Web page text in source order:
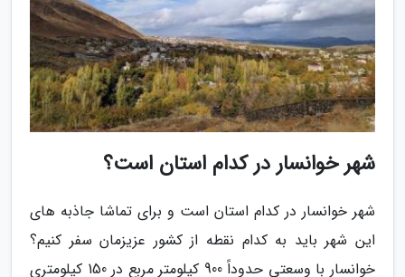
شهر خوانسار در کدام استان است؟
شهر خوانسار در کدام استان است و برای تماشا جاذبه های
این شهر باید به کدام نقطه از کشور عزیزمان سفر کنیم؟
خوانسار با وسعتی حدوداً 900 کیلومتر مربع در 150 کیلومتری